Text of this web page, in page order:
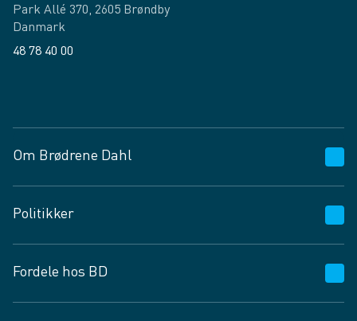
Park Allé 370, 2605 Brøndby
Danmark
48 78 40 00
Om Brødrene Dahl
Vagttelefon 30 10 89 89
Spørgsmål og svar
Job og karriere
Fødevarekontrolrapport
Politikker
Privatlivspolitik
Cookies
Fordele hos BD